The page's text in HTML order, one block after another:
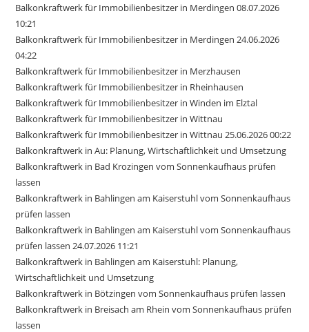
Balkonkraftwerk für Immobilienbesitzer in Merdingen 08.07.2026
10:21
Balkonkraftwerk für Immobilienbesitzer in Merdingen 24.06.2026
04:22
Balkonkraftwerk für Immobilienbesitzer in Merzhausen
Balkonkraftwerk für Immobilienbesitzer in Rheinhausen
Balkonkraftwerk für Immobilienbesitzer in Winden im Elztal
Balkonkraftwerk für Immobilienbesitzer in Wittnau
Balkonkraftwerk für Immobilienbesitzer in Wittnau 25.06.2026 00:22
Balkonkraftwerk in Au: Planung, Wirtschaftlichkeit und Umsetzung
Balkonkraftwerk in Bad Krozingen vom Sonnenkaufhaus prüfen
lassen
Balkonkraftwerk in Bahlingen am Kaiserstuhl vom Sonnenkaufhaus
prüfen lassen
Balkonkraftwerk in Bahlingen am Kaiserstuhl vom Sonnenkaufhaus
prüfen lassen 24.07.2026 11:21
Balkonkraftwerk in Bahlingen am Kaiserstuhl: Planung,
Wirtschaftlichkeit und Umsetzung
Balkonkraftwerk in Bötzingen vom Sonnenkaufhaus prüfen lassen
Balkonkraftwerk in Breisach am Rhein vom Sonnenkaufhaus prüfen
lassen